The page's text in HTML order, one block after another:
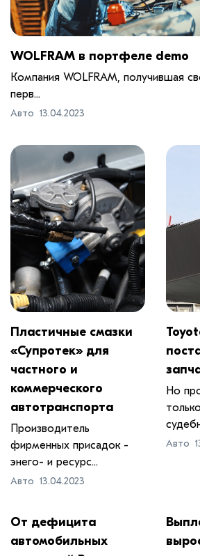
WOLFRAM в портфеле demo
Компания WOLFRAM, получившая
перв...
Авто 13.04.2023
Пластичные смазки
«Супротек» для
частного и
коммерческого
автотранспорта
Производитель
фирменных присадок -
энего- и ресурс...
Авто 13.04.2023
Но
Авто
От дефицита
автомобильных